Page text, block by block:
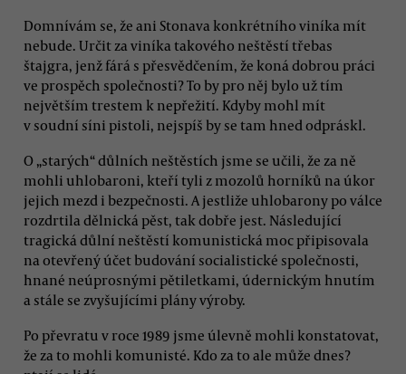
Domnívám se, že ani Stonava konkrétního viníka mít
nebude. Určit za viníka takového neštěstí třebas
štajgra, jenž fárá s přesvědčením, že koná dobrou práci
ve prospěch společnosti? To by pro něj bylo už tím
největším trestem k nepřežití. Kdyby mohl mít
v soudní síni pistoli, nejspíš by se tam hned odpráskl.
O „starých“ důlních neštěstích jsme se učili, že za ně
mohli uhlobaroni, kteří tyli z mozolů horníků na úkor
jejich mezd i bezpečnosti. A jestliže uhlobarony po válce
rozdrtila dělnická pěst, tak dobře jest. Následující
tragická důlní neštěstí komunistická moc připisovala
na otevřený účet budování socialistické společnosti,
hnané neúprosnými pětiletkami, údernickým hnutím
a stále se zvyšujícími plány výroby.
Po převratu v roce 1989 jsme úlevně mohli konstatovat,
že za to mohli komunisté. Kdo za to ale může dnes?